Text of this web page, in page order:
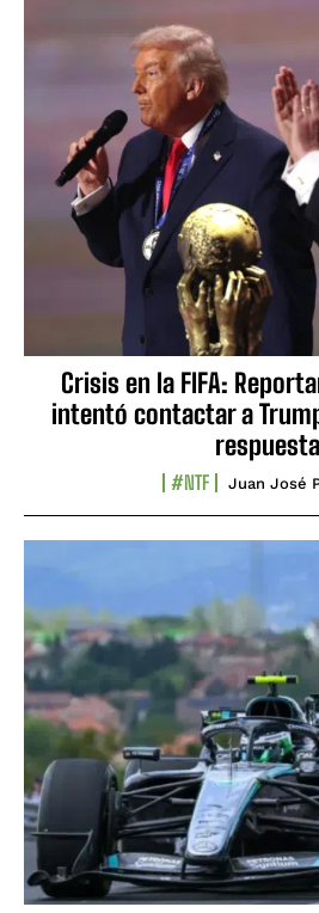
Crisis en la FIFA:
intentó contactar a
respuesta
#NTF Juan José